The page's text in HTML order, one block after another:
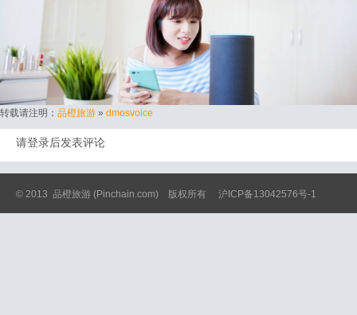
转载请注明： 品橙旅游 » dmosvoice
请登录后发表评论
© 2013 品橙旅游 (Pinchain.com) 版权所有 沪ICP备13042576号-1